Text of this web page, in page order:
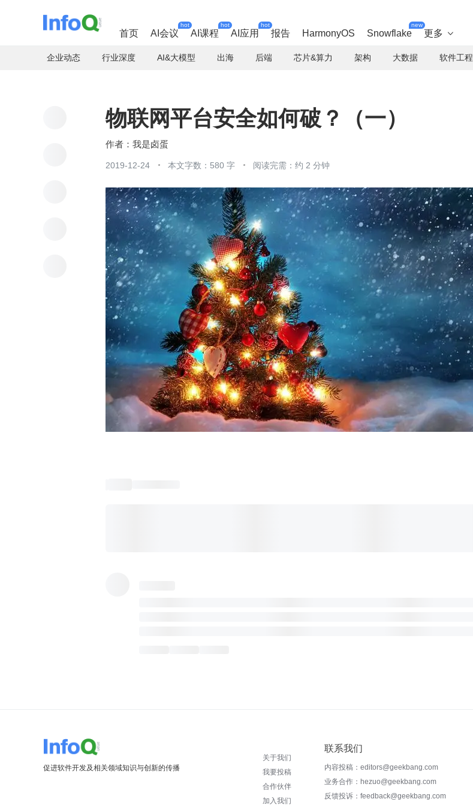
首页 AI会议
hot
AI课程
hot
AI应用
hot
报告 HarmonyOS Snowflake
new
更多 
企业动态 行业深度 AI&大模型 出海 后端 芯片&算力 架构 大数据 软件工程
物联网平台安全如何破？（一）
我是卤蛋
2019-12-24 本文字数：580 字 阅读完需：约 2 分钟
促进软件开发及相关领域知识与创新的传播
关于我们
我要投稿
合作伙伴
加入我们
联系我们
内容投稿：editors@geekbang.com
业务合作：hezuo@geekbang.com
反馈投诉：feedback@geekbang.com